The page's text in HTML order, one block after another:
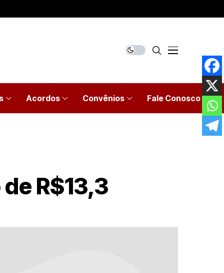
Acordos Convênios Fale Conosco
R$13,3